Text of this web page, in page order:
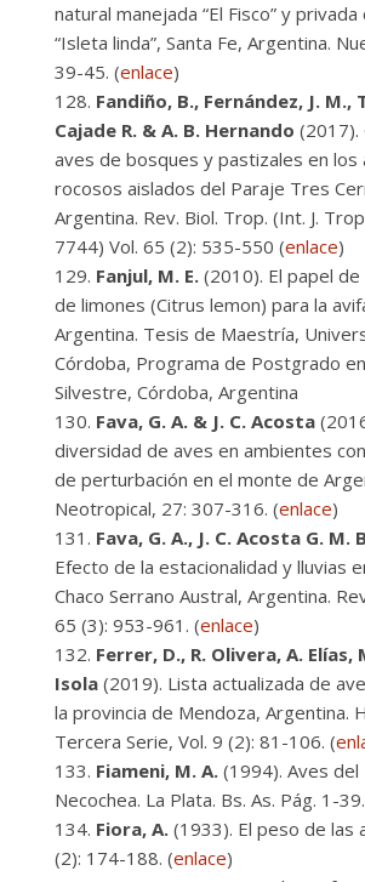
natural manejada “El Fisco” y
“Isleta linda”, Santa Fe, Argentina.
39-45. (enlace)
Fandiño, B., Fernández, J. M.,
Cajade R. & A. B. Hernando (2017).
aves de bosques y pastizales en
rocosos aislados del Paraje Tres
Argentina. Rev. Biol. Trop. (Int. J.
7744) Vol. 65 (2): 535-550 (enlace)
Fanjul, M. E. (2010). El papel
de limones (Citrus lemon) para la
Argentina. Tesis de Maestría,
Córdoba, Programa de Postgrado
Silvestre, Córdoba, Argentina
Fava, G. A. & J. C. Acosta
diversidad de aves en ambientes
de perturbación en el monte de
Neotropical, 27: 307-316. (enlace)
Fava, G. A., J. C. Acosta G. M.
Efecto de la estacionalidad y lluvias
Chaco Serrano Austral, Argentina.
65 (3): 953-961. (enlace)
Ferrer, D., R. Olivera, A. Elías,
Isola (2019). Lista actualizada de
la provincia de Mendoza, Argentina.
Tercera Serie, Vol. 9 (2): 81-106. (
Fiameni, M. A. (1994). Aves
Necochea. La Plata. Bs. As. Pág. 1-39.
Fiora, A. (1933). El peso de las
(2): 174-188. (enlace)